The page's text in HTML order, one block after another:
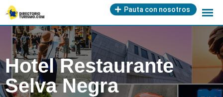
Skip
to
content
Pauta con nosotros
Hotel Restaurante
Selva Negra